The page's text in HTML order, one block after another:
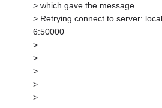
> which gave the message
> Retrying connect to server:
6:50000
>
>
>
>
>